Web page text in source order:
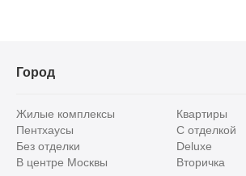
Город
Жилые комплексы
Квартиры
Пентхаусы
С отделкой
Без отделки
Deluxe
В центре Москвы
Вторичка